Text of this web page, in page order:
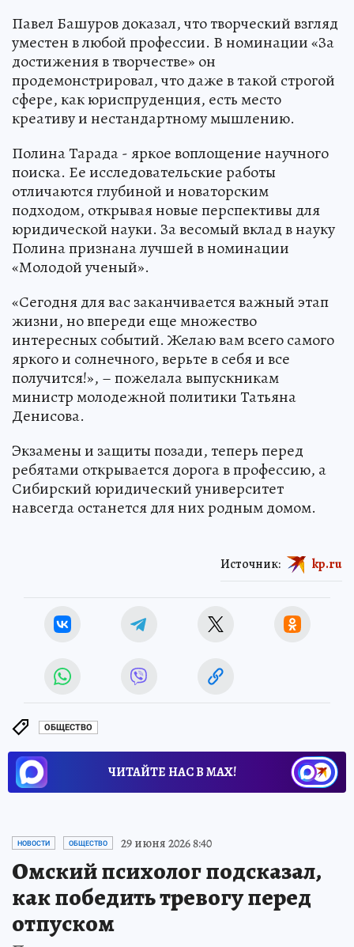
Павел Башуров доказал, что творческий взгляд
уместен в любой профессии. В номинации «За
достижения в творчестве» он
продемонстрировал, что даже в такой строгой
сфере, как юриспруденция, есть место
креативу и нестандартному мышлению.
Полина Тарада - яркое воплощение научного
поиска. Ее исследовательские работы
отличаются глубиной и новаторским
подходом, открывая новые перспективы для
юридической науки. За весомый вклад в науку
Полина признана лучшей в номинации
«Молодой ученый».
«Сегодня для вас заканчивается важный этап
жизни, но впереди еще множество
интересных событий. Желаю вам всего самого
яркого и солнечного, верьте в себя и все
получится!», – пожелала выпускникам
министр молодежной политики Татьяна
Денисова.
Экзамены и защиты позади, теперь перед
ребятами открывается дорога в профессию, а
Сибирский юридический университет
навсегда останется для них родным домом.
Источник: kp.ru
ОБЩЕСТВО
ЧИТАЙТЕ НАС В МАХ!
НОВОСТИ ОБЩЕСТВО 29 июня 2026 8:40
Омский психолог подсказал,
как победить тревогу перед
отпуском